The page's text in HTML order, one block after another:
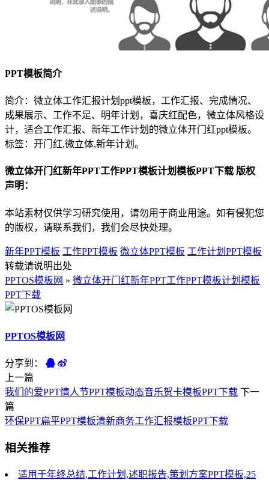
PPT模板简介
简介：微立体工作汇报计划ppt模板，工作汇报、完成情况、
成果展示、工作不足、明年计划，喜庆红配色，微立体风格设
计，适合工作汇报、新年工作计划的微立体开门红ppt模板。
标签：开门红,微立体,新年计划。
微立体开门红新年PPT工作PPT模板计划模板PPT下载 版权
声明：
本站素材仅供学习研究使用，请勿用于商业用途。如有侵犯您
的版权，请联系我们，我们会尽快处理。
新年PPT模板 工作PPT模板 微立体PPT模板 工作计划PPT模板
转载请说明出处
PPTOS模板网 » 微立体开门红新年PPT工作PPT模板计划模板
PPT下载
PPTOS模板网
分享到：
上一篇
我们的爱PPT情人节PPT模板动态音乐贺卡模板PPT下载 下一
篇
环保PPT扁平PPT模板清新商务工作汇报模板PPT下载
相关推荐
适用于年终总结,工作计划,述职报告,策划方案PPT模板,25